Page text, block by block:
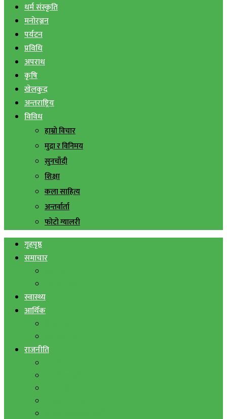
धर्म संस्कृति
मनोरञ्जन
पर्यटन
प्रविधि
अपराध
कृषि
खेलकुद
अन्तराष्ट्रिय
विविध
हाम्रो विचार
मुद्रा र विनिमय
सुनचाँदी
शिक्षा
कला साहित्य
अन्तर्वार्ता
फोटो ग्यालरी
गृहपृष्ठ
समाचार
स्वास्थ्य
आर्थिक
राजनीति